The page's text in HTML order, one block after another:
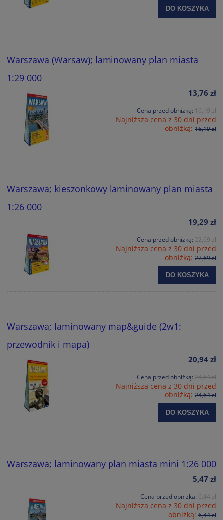
DO KOSZYKA
Warszawa (Warsaw); laminowany plan miasta
1:29 000
13,76 zł
Cena przed obniżką: 16,19 zł
Najniższa cena z 30 dni przed
obniżką: 16,19 zł
Warszawa; kieszonkowy laminowany plan miasta
1:26 000
19,29 zł
Cena przed obniżką: 22,69 zł
Najniższa cena z 30 dni przed
obniżką: 22,69 zł
DO KOSZYKA
Warszawa; laminowany map&guide (2w1:
przewodnik i mapa)
20,94 zł
Cena przed obniżką: 24,64 zł
Najniższa cena z 30 dni przed
obniżką: 24,64 zł
DO KOSZYKA
Warszawa; laminowany plan miasta mini 1:26 000
5,47 zł
Cena przed obniżką: 6,44 zł
Najniższa cena z 30 dni przed
obniżką: 6,44 zł